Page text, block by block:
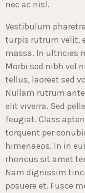
nec ac nisl.
Vestibulum
turpis rutrum velit,
massa. In ultricies
Morbi sed nibh vel
tellus, laoreet sed
Nullam rutrum
elit viverra. Sed
feugiat. Class
torquent per
himenaeos. In in
rhoncus sit amet
Nam dignissim
posuere et. Fusce